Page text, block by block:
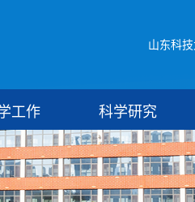
山东科
工作 科学研究